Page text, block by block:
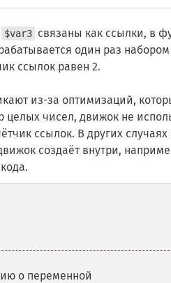
$var3 связаны как ссылки, в
один раз
ссылок равен 2.
из-за оптимизаций,
чисел, движок не
ссылок. В других
создаёт внутри,
о переменной